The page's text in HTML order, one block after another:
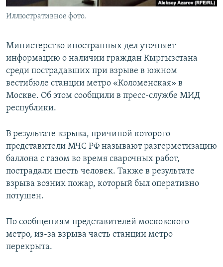
Иллюстративное фото.
Министерство иностранных дел уточняет
информацию о наличии граждан Кыргызстана
среди пострадавших при взрыве в южном
вестибюле станции метро «Коломенская» в
Москве. Об этом сообщили в пресс-службе МИД
республики.
В результате взрыва, причиной которого
представители МЧС РФ называют разгерметизацию
баллона с газом во время сварочных работ,
пострадали шесть человек. Также в результате
взрыва возник пожар, который был оперативно
потушен.
По сообщениям представителей московского
метро, из-за взрыва часть станции метро
перекрыта.